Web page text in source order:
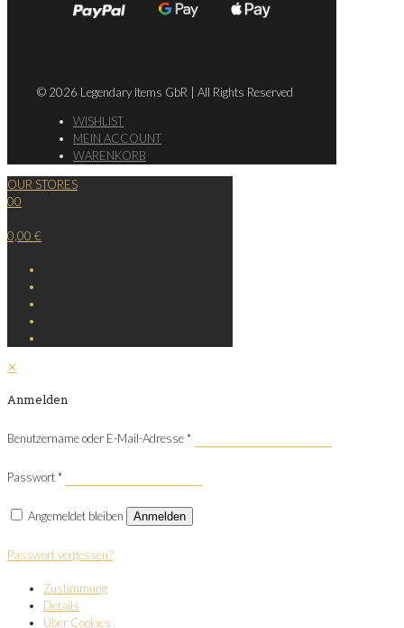
© 2026 Legendary Items GbR | All Rights Reserved
WISHLIST
MEIN ACCOUNT
WARENKORB
OUR STORES
00
0,00 €
✕
Anmelden
Benutzername oder E-Mail-Adresse*
Passwort*
Angemeldet bleiben Anmelden
Passwort vergessen?
Zustimmung
Details
Über Cookies